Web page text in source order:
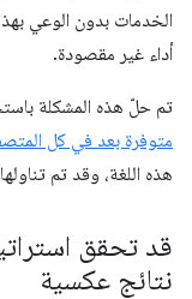
الخدمات بدون الوعي
أداء غير مقصودة.
تم حلّ هذه المشكلة
متوفرة بعد في كل
هذه اللغة، وقد تم
قد تحقق
نتائج عكسية